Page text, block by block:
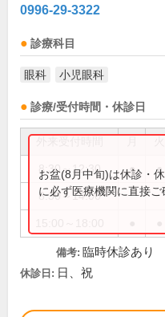
0996-29-3322
診療科目
眼科 小児眼科
診療/受付時間・休診日
8:30～12:30 ● ●
8:30～14:00
お盆(8月中旬)は休診・
に必ず医療機関に直接ご
備考: 臨時休診あり
休診日: 日、祝